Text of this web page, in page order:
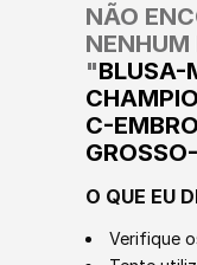
NÃO
NENHUM
"BLUSA-
C-
O QUE EU
Verifique